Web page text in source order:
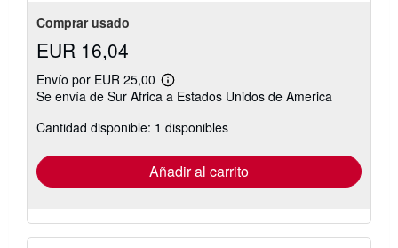
Comprar usado
EUR 16,04
Envío por EUR 25,00
Más
información
las
tarifas
envío
Se envía de Sur Africa a Estados Unidos de America
Cantidad disponible: 1 disponibles
Añadir al carrito